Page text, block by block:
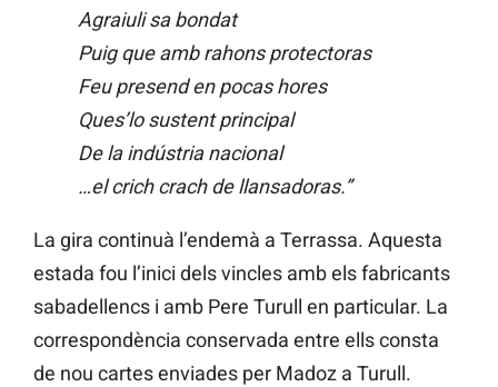
Agraiuli sa bondat
Puig que amb rahons protectoras
Feu presend en pocas hores
Ques’lo sustent principal
De la indústria nacional
…el crich crach de llansadoras.”
La gira continuà l’endemà a Terrassa. Aquesta
estada fou l’inici dels vincles amb els fabricants
sabadellencs i amb Pere Turull en particular. La
correspondència conservada entre ells consta
de nou cartes enviades per Madoz a Turull.